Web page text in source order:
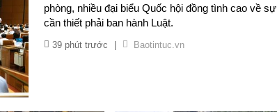
phòng, nhiều đại biểu Quốc hội đồng tình cao về sự
cần thiết phải ban hành Luật.
39 phút trước Baotintuc.vn